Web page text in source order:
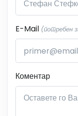
E-Mail (потребен
Коментар